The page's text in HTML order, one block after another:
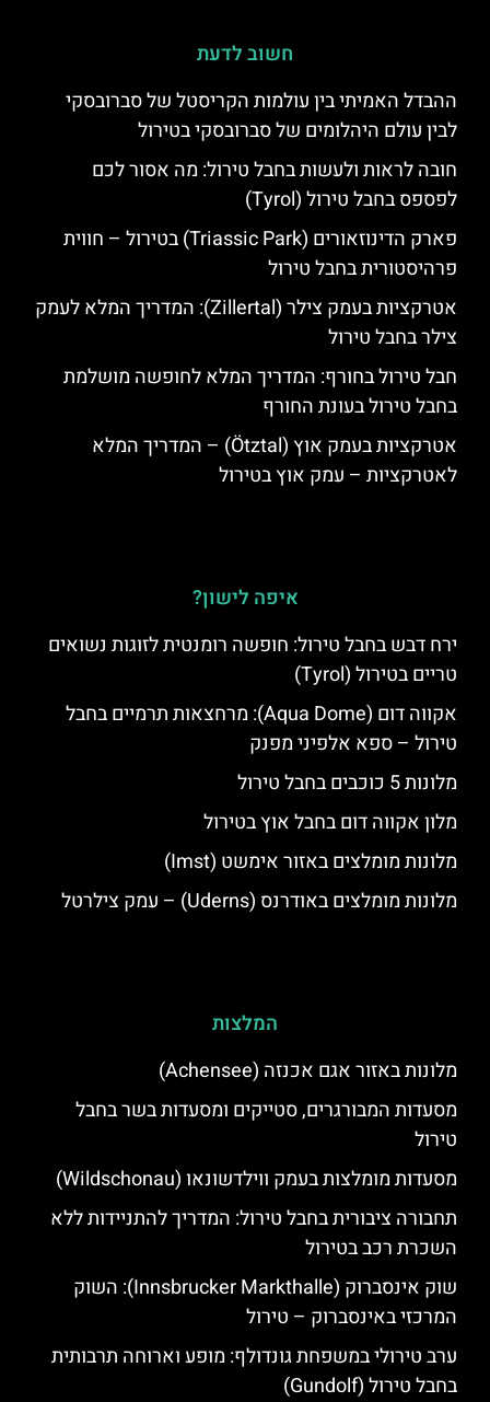
חשוב לדעת
ההבדל האמיתי בין עולמות הקריסטל של סברובסקי
לבין עולם היהלומים של סברובסקי בטירול
חובה לראות ולעשות בחבל טירול: מה אסור לכם
לפספס בחבל טירול (Tyrol)
פארק הדינוזאורים (Triassic Park) בטירול – חווית
פרהיסטורית בחבל טירול
אטרקציות בעמק צילר (Zillertal): המדריך המלא לעמק
צילר בחבל טירול
חבל טירול בחורף: המדריך המלא לחופשה מושלמת
בחבל טירול בעונת החורף
אטרקציות בעמק אוץ (Ötztal) – המדריך המלא
לאטרקציות – עמק אוץ בטירול
איפה לישון?
ירח דבש בחבל טירול: חופשה רומנטית לזוגות נשואים
טריים בטירול (Tyrol)
אקווה דום (Aqua Dome): מרחצאות תרמיים בחבל
טירול – ספא אלפיני מפנק
מלונות 5 כוכבים בחבל טירול
מלון אקווה דום בחבל אוץ בטירול
מלונות מומלצים באזור אימשט (Imst)
מלונות מומלצים באודרנס (Uderns) – עמק צילרטל
המלצות
מלונות באזור אגם אכנזה (Achensee)
מסעדות המבורגרים, סטייקים ומסעדות בשר בחבל
טירול
מסעדות מומלצות בעמק ווילדשונאו (Wildschonau)
תחבורה ציבורית בחבל טירול: המדריך להתניידות ללא
השכרת רכב בטירול
שוק אינסברוק (Innsbrucker Markthalle): השוק
המרכזי באינסברוק – טירול
ערב טירולי במשפחת גונדולף: מופע וארוחה תרבותית
בחבל טירול (Gundolf)